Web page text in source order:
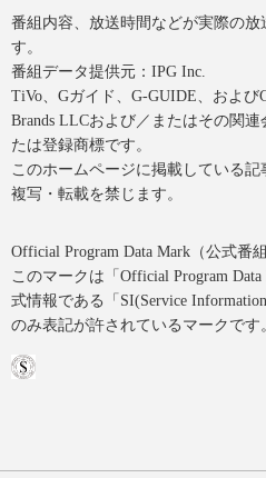
番組内容、放送時間などが実際の
す。
番組データ提供元：IPG Inc.
TiVo、Gガイド、G-GUIDE、およ
Brands LLCおよび／またはその関
たは登録商標です。
このホームページに掲載している
複写・転載を禁じます。
Official Program Data Mark（公式番
このマークは「Official Program
式情報である「SI(Service
のみ表記が許されているマークです